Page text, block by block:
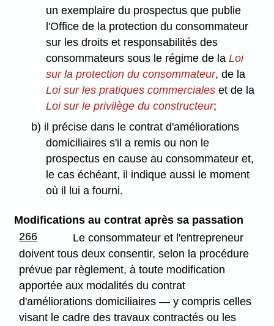
un exemplaire du prospectus que publie
l'Office de la protection du consommateur
sur les droits et responsabilités des
consommateurs sous le régime de laLoi
sur la protection du consommateur, de la
Loi sur les pratiques commerciales et de la
Loi sur le privilège du constructeur;
b) il précise dans le contrat d'améliorations
domiciliaires s'il a remis ou non le
prospectus en cause au consommateur et,
le cas échéant, il indique aussi le moment
où il lui a fourni.
Modifications au contrat après sa passation
266
Le consommateur et l'entrepreneur
doivent tous deux consentir, selon la procédure
prévue par règlement, à toute modification
apportée aux modalités du contrat
d'améliorations domiciliaires — y compris celles
visant le cadre des travaux contractés ou les